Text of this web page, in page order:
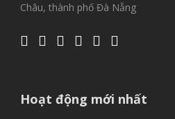
Châu, thành phố Đà Nẵng
Hoạt động mới nhất